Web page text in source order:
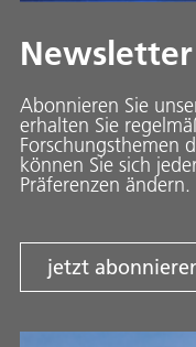
Newsletter
Abonnieren Sie
erhalten Sie
Forschungsthemen
können Sie sich
Präferenzen ändern.
jetzt